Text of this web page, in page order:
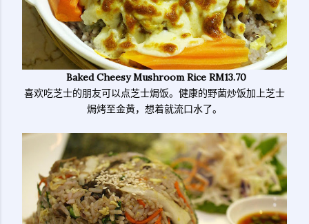
Baked Cheesy Mushroom Rice RM13.70
喜欢吃芝士的朋友可以点芝士焗饭。健康的野菌炒饭加上芝士
焗烤至金黄，想着就流口水了。